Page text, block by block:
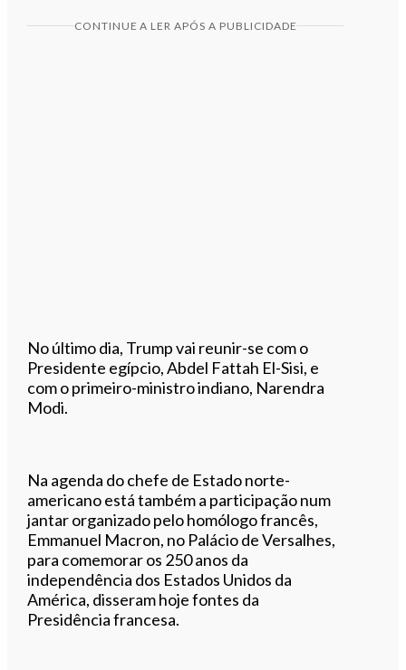
CONTINUE A LER APÓS A PUBLICIDADE
No último dia, Trump vai reunir-se com o
Presidente egípcio, Abdel Fattah El-Sisi, e
com o primeiro-ministro indiano, Narendra
Modi.
Na agenda do chefe de Estado norte-
americano está também a participação num
jantar organizado pelo homólogo francês,
Emmanuel Macron, no Palácio de Versalhes,
para comemorar os 250 anos da
independência dos Estados Unidos da
América, disseram hoje fontes da
Presidência francesa.